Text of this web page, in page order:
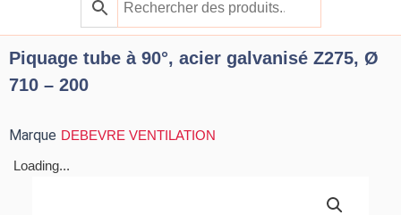
Piquage tube à 90°, acier galvanisé Z275, Ø
710 – 200
Marque DEBEVRE VENTILATION
Loading...